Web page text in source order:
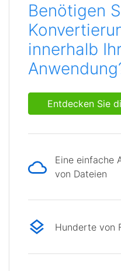
Benötigen
innerhalb
Entdecken Sie
Eine einfache
von Dateien
Hunderte von